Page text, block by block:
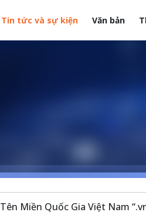
Tin tức và sự kiện Văn bản
Tên Miền Quốc Gia Việt Nam